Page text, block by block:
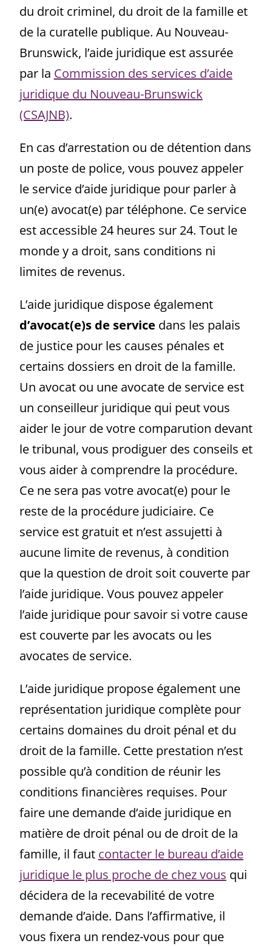
du droit criminel, du droit de la famille et
de la curatelle publique. Au Nouveau-
Brunswick, l’aide juridique est assurée
par la Commission des services d’aide
juridique du Nouveau-Brunswick
(CSAJNB).
En cas d’arrestation ou de détention dans
un poste de police, vous pouvez appeler
le service d’aide juridique pour parler à
un(e) avocat(e) par téléphone. Ce service
est accessible 24 heures sur 24. Tout le
monde y a droit, sans conditions ni
limites de revenus.
L’aide juridique dispose également
d’avocat(e)s de service dans les palais
de justice pour les causes pénales et
certains dossiers en droit de la famille.
Un avocat ou une avocate de service est
un conseilleur juridique qui peut vous
aider le jour de votre comparution devant
le tribunal, vous prodiguer des conseils et
vous aider à comprendre la procédure.
Ce ne sera pas votre avocat(e) pour le
reste de la procédure judiciaire. Ce
service est gratuit et n’est assujetti à
aucune limite de revenus, à condition
que la question de droit soit couverte par
l’aide juridique. Vous pouvez appeler
l’aide juridique pour savoir si votre cause
est couverte par les avocats ou les
avocates de service.
L’aide juridique propose également une
représentation juridique complète pour
certains domaines du droit pénal et du
droit de la famille. Cette prestation n’est
possible qu’à condition de réunir les
conditions financières requises. Pour
faire une demande d’aide juridique en
matière de droit pénal ou de droit de la
famille, il faut contacter le bureau d’aide
juridique le plus proche de chez vous qui
décidera de la recevabilité de votre
demande d’aide. Dans l’affirmative, il
vous fixera un rendez-vous pour que